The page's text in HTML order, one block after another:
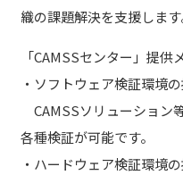
織の課題解決を支援します
「CAMSSセンター」提供
・ソフトウェア検証環境
CAMSSソリューション
各種検証が可能です。
・ハードウェア検証環境